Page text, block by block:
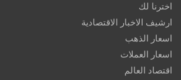
اخترنا لك
ارشيف الاخبار الاقتصادية
اسعار الذهب
اسعار العملات
اقتصاد العالم